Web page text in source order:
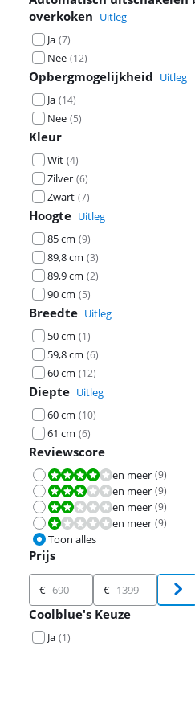
overkoken Uitleg
Ja (7)
Nee (12)
Opbergmogelijkheid Uitleg
Ja (14)
Nee (5)
Kleur
Wit (4)
Zilver (6)
Zwart (7)
Hoogte Uitleg
85 cm (9)
89,8 cm (3)
89,9 cm (2)
90 cm (5)
Breedte Uitleg
50 cm (1)
59,8 cm (6)
60 cm (12)
Diepte Uitleg
60 cm (10)
61 cm (6)
Reviewscore
Beoordeling is 8,0 van de 10.
en meer (9)
Beoordeling is 6,0 van de 10.
en meer (9)
Beoordeling is 4,0 van de 10.
en meer (9)
Beoordeling is 2,0 van de 10.
en meer (9)
Toon alles
Prijs
Prijs
€ €
Coolblue's Keuze
Ja (1)